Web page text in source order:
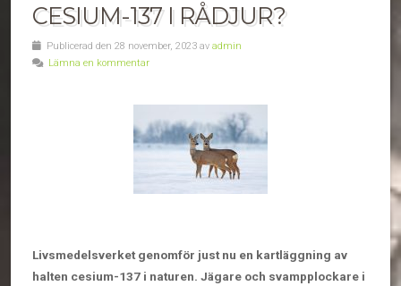
CESIUM-137 I RÅDJUR?
Publicerad den 28 november, 2023 av admin
Lämna en kommentar
Livsmedelsverket genomför just nu en kartläggning av
halten cesium-137 i naturen. Jägare och svampplockare i